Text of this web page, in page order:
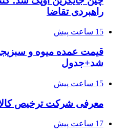
راهبردی تقاضا
15 ساعت پیش
قیمت عمده میوه و
شد+جدول
15 ساعت پیش
معرفی شرکت ترخیص
17 ساعت پیش